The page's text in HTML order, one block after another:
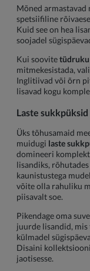
Mõned armastavad
spetsiifiline
Kuid see on hea
soojadel
Kui soovite
mitmekesistada,
Inglitiivad või õrn
lisavad kogu
Laste sukkpüksid
Üks tõhusamaid
muidugi laste
domineeri
lisandiks, rõhutades
kaunistustega
võite olla rahuliku
piisavalt soe.
Pikendage oma
juurde lisandid, mis
külmadel
Disaini
jaotisesse.